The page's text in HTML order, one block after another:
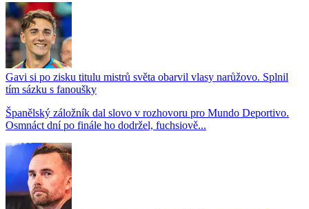
Gavi si po zisku titulu mistrů světa obarvil vlasy narůžovo. Splnil
tím sázku s fanoušky
Španělský záložník dal slovo v rozhovoru pro Mundo Deportivo.
Osmnáct dní po finále ho dodržel, fuchsiově...